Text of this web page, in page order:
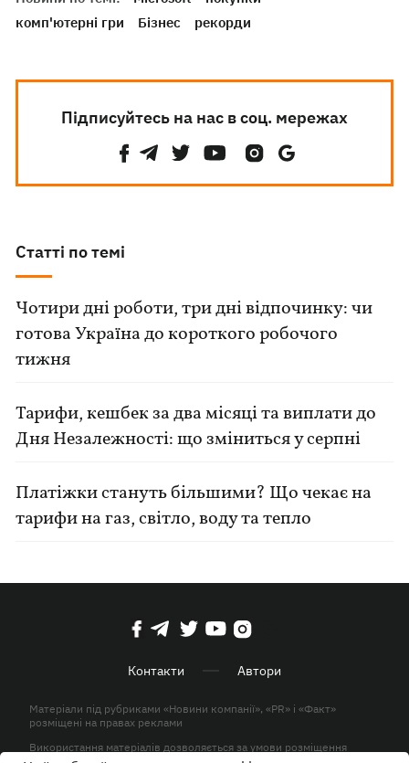
комп'ютерні гри
Бізнес рекорди
Підписуйтесь на нас в соц. мережах
Статті по темі
Чотири дні роботи, три дні відпочинку: чи
готова Україна до короткого робочого
тижня
Тарифи, кешбек за два місяці та виплати до
Дня Незалежності: що зміниться у серпні
Платіжки стануть більшими? Що чекає на
тарифи на газ, світло, воду та тепло
Контакти Автори
Матеріали під рубриками «Новини компанії», «PR» і «Факт»
розміщені на правах реклами
Використання матеріалів дозволяється за умови розміщення